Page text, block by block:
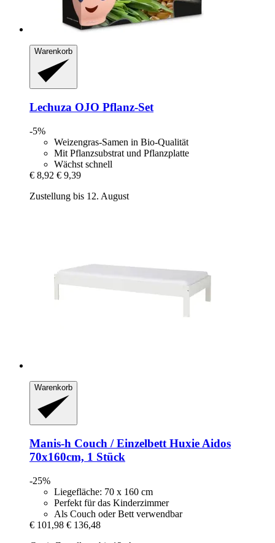
Warenkorb
Lechuza OJO Pflanz-​Set
-5%
Weizengras-Samen in Bio-Qualität
Mit Pflanzsubstrat und Pflanzplatte
Wächst schnell
€ 8,92 € 9,39
Zustellung bis 12. August
Warenkorb
Manis-h Couch / Einzelbett Huxie Aidos
70x160cm, 1 Stück
-25%
Liegefläche: 70 x 160 cm
Perfekt für das Kinderzimmer
Als Couch oder Bett verwendbar
€ 101,98 € 136,48